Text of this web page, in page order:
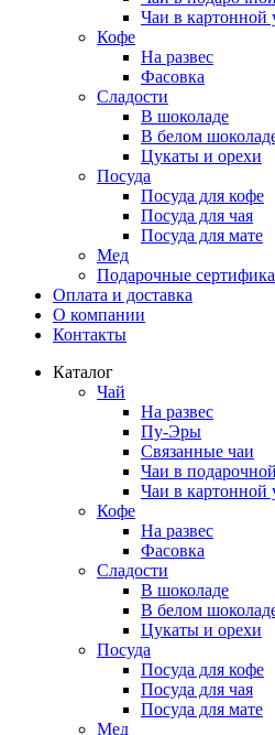
Чаи в картонной
Кофе
На развес
Фасовка
Сладости
В шоколаде
В белом
Цукаты и орехи
Посуда
Посуда для кофе
Посуда для чая
Посуда для мате
Мед
Подарочные
Оплата и доставка
О компании
Контакты
Каталог
Чай
На развес
Пу-Эры
Связанные чаи
Чаи в
Чаи в картонной
Кофе
На развес
Фасовка
Сладости
В шоколаде
В белом
Цукаты и орехи
Посуда
Посуда для кофе
Посуда для чая
Посуда для мате
Мед